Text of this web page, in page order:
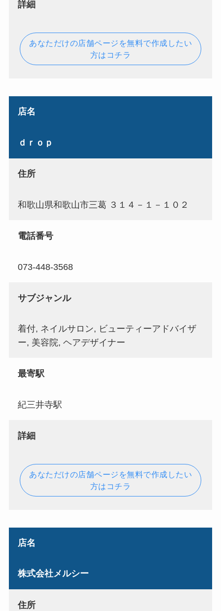
詳細
あなただけの店舗ページを無料で作成したい
方はコチラ
店名
ｄｒｏｐ
住所
和歌山県和歌山市三葛 ３１４－１－１０２
電話番号
073-448-3568
サブジャンル
着付, ネイルサロン, ビューティーアドバイザ
ー, 美容院, ヘアデザイナー
最寄駅
紀三井寺駅
詳細
あなただけの店舗ページを無料で作成したい
方はコチラ
店名
株式会社メルシー
住所